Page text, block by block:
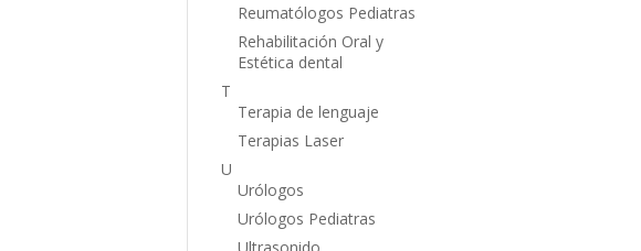
Reumatólogos Pediatras
Rehabilitación Oral y
Estética dental
T
Terapia de lenguaje
Terapias Laser
U
Urólogos
Urólogos Pediatras
Ultrasonido